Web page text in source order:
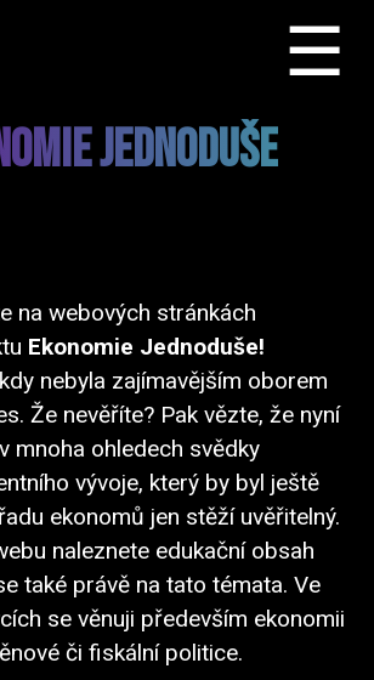
Jednoduše
☰
na webových stránkách
Ekonomie Jednoduše!
nebyla zajímavějším oborem
Že nevěříte? Pak vězte, že nyní
mnoha ohledech svědky
vývoje, který by byl ještě
ekonomů jen stěží uvěřitelný.
naleznete edukační obsah
také právě na tato témata. Ve
se věnuji především ekonomii
či fiskální politice.